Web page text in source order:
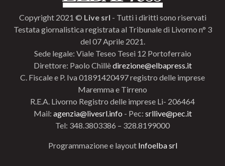
Copyright 2021 © Live srl - Tutti i diritti sono riservati
Testata giornalistica registrata al Tribunale di Livorno n° 3
del 07 Aprile 2021.
Sede legale: Viale Teseo Tesei 12 Portoferraio
Direttore: Paolo Chillèdirezione@elbapress.it
C. Fiscale e P. Iva 01891420497 registro delle imprese
Maremma e Tirreno
R.E.A. Livorno Registro delle imprese Li- 206464
Mail: agenzia@livesrl.info - Pec: srllive@pec.it
Tel: 348.3803386 – 328.8199000
Programmazione e layout Infoelba srl